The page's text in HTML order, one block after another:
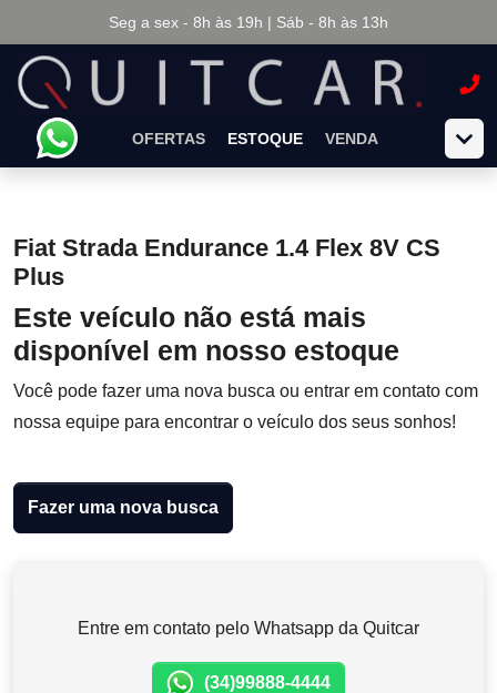
Seg a sex - 8h às 19h | Sáb - 8h às 13h
OFERTAS ESTOQUE VENDA
Fiat Strada Endurance 1.4 Flex 8V CS
Plus
Este veículo não está mais
disponível em nosso estoque
Você pode fazer uma nova busca ou entrar em contato com
nossa equipe para encontrar o veículo dos seus sonhos!
Fazer uma nova busca
Entre em contato pelo Whatsapp da Quitcar
(34)99888-4444